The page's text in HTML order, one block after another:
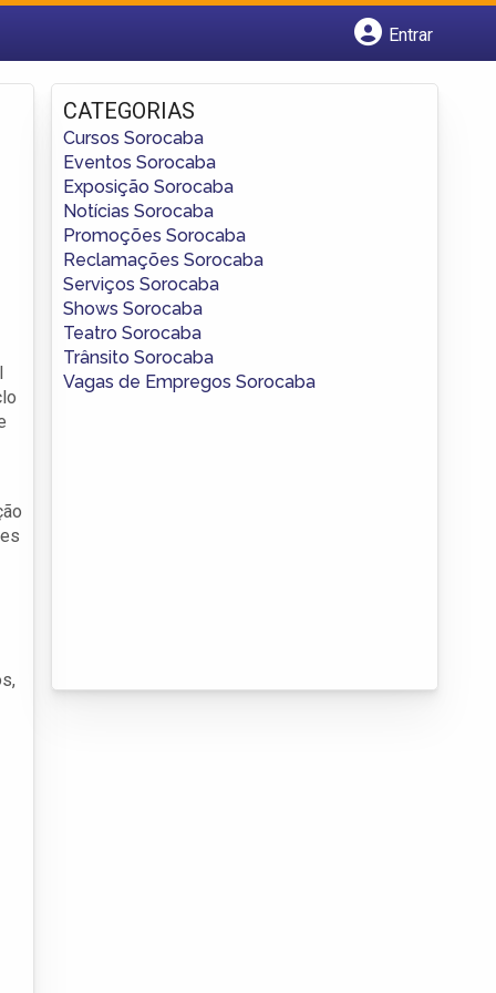
Entrar
Fazer login
Criar conta
CATEGORIAS
Cursos Sorocaba
Eventos Sorocaba
Exposição Sorocaba
Notícias Sorocaba
Promoções Sorocaba
Reclamações Sorocaba
Serviços Sorocaba
Shows Sorocaba
Teatro Sorocaba
Trânsito Sorocaba
Vagas de Empregos Sorocaba